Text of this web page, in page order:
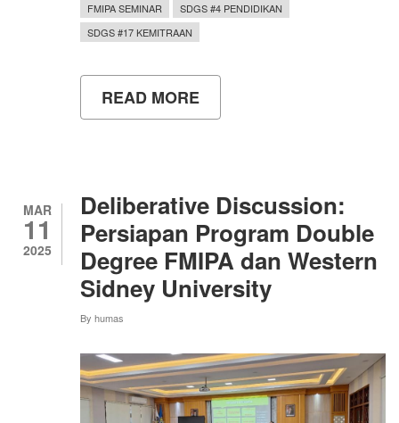
FMIPA SEMINAR
SDGS #4 PENDIDIKAN
SDGS #17 KEMITRAAN
READ MORE
FMIPA
RESILIENSI
BAGI
GURU
KIMIA
SMA
DI
YOGYAKARTA
MAR
11
2025
Deliberative Discussion:
Persiapan Program Double
Degree FMIPA dan Western
Sidney University
By humas